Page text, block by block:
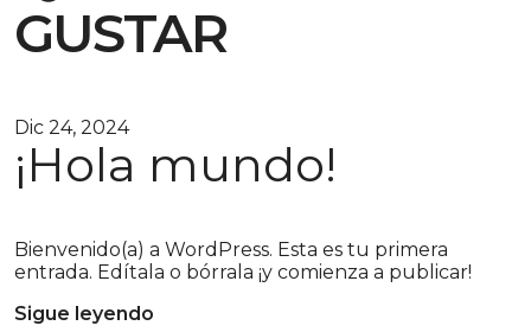
GUSTAR
Dic 24, 2024
¡Hola mundo!
Bienvenido(a) a WordPress. Esta es tu primera
entrada. Edítala o bórrala ¡y comienza a publicar!
Sigue leyendo